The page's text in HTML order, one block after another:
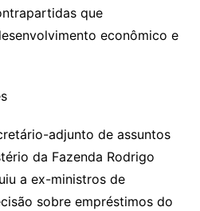
que
econômico e
adjunto de assuntos
da Fazenda Rodrigo
a ex-ministros de
sobre empréstimos do